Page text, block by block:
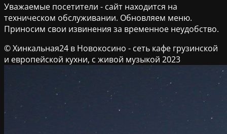
Уважаемые посетители - сайт находится на
техническом обслуживании. Обновляем меню.
Приносим свои извинения за временное неудобство.
© Хинкальная24 в Новокосино - сеть кафе грузинской
и европейской кухни, с живой музыкой 2023